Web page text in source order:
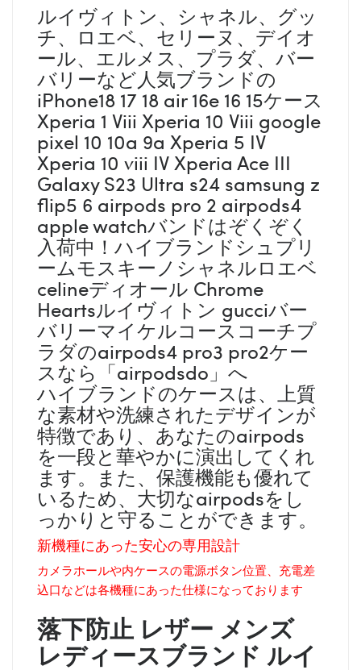
ルイヴィトン、シャネル、グッ
チ、ロエベ、セリーヌ、デイオ
ール、エルメス、プラダ、バー
バリーなど人気ブランドの
iPhone18 17 18 air 16e 16 15ケース
Xperia 1 Viii Xperia 10 Viii google
pixel 10 10a 9a Xperia 5 IV
Xperia 10 viii IV Xperia Ace III
Galaxy S23 Ultra s24 samsung z
flip5 6 airpods pro 2 airpods4
apple watchバンドはぞくぞく
入荷中！ハイブランドシュプリ
ームモスキーノシャネルロエベ
celineディオール Chrome
Heartsルイヴィトン gucciバー
バリーマイケルコースコーチプ
ラダのairpods4 pro3 pro2ケー
スなら「airpodsdo」へ
ハイブランドのケースは、上質
な素材や洗練されたデザインが
特徴であり、あなたのairpods
を一段と華やかに演出してくれ
ます。また、保護機能も優れて
いるため、大切なairpodsをし
っかりと守ることができます。
新機種にあった安心の専用設計
カメラホールや内ケースの電源ボタン位置、充電差
込口などは各機種にあった仕様になっております
落下防止 レザー メンズ
レディースブランド ルイ